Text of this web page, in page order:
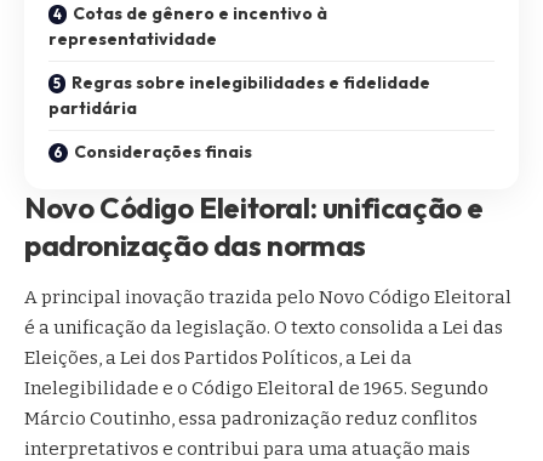
Cotas de gênero e incentivo à
representatividade
Regras sobre inelegibilidades e fidelidade
partidária
Considerações finais
Novo Código Eleitoral: unificação e
padronização das normas
A principal inovação trazida pelo Novo Código Eleitoral
é a unificação da legislação. O texto consolida a Lei das
Eleições, a Lei dos Partidos Políticos, a Lei da
Inelegibilidade e o Código Eleitoral de 1965. Segundo
Márcio Coutinho, essa padronização reduz conflitos
interpretativos e contribui para uma atuação mais